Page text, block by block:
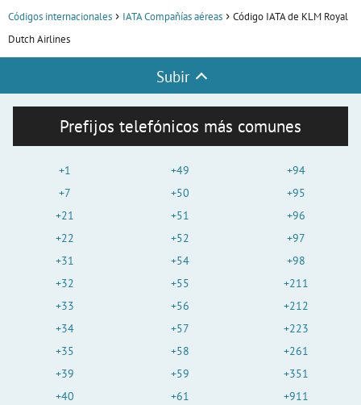
Códigos internacionales IATA Compañías aéreas
Código IATA de KLM Royal
Dutch Airlines
Subir
Prefijos telefónicos más comunes
+1
+7
+21
+22
+31
+32
+33
+34
+35
+39
+40
+49
+50
+51
+52
+54
+55
+56
+57
+58
+59
+61
+94
+95
+96
+97
+98
+211
+212
+223
+261
+351
+911